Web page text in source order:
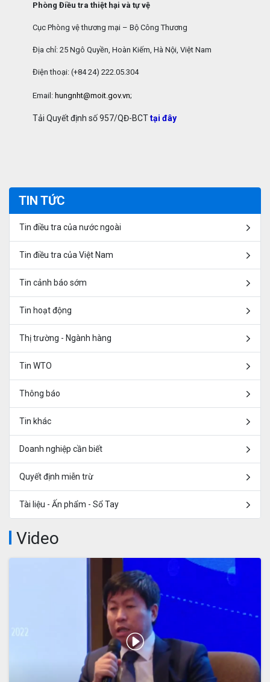
Phòng Điều tra thiệt hại và tự vệ
Cục Phòng vệ thương mại – Bộ Công Thương
Địa chỉ: 25 Ngô Quyền, Hoàn Kiếm, Hà Nội, Việt Nam
Điện thoại: (+84 24) 222.05.304
Email: hungnht@moit.gov.vn;
Tải Quyết định số 957/QĐ-BCTtại đây
TIN TỨC
Tin điều tra của nước ngoài
Tin điều tra của Việt Nam
Tin cảnh báo sớm
Tin hoạt động
Thị trường - Ngành hàng
Tin WTO
Thông báo
Tin khác
Doanh nghiệp cần biết
Quyết định miễn trừ
Tài liệu - Ấn phẩm - Sổ Tay
Video